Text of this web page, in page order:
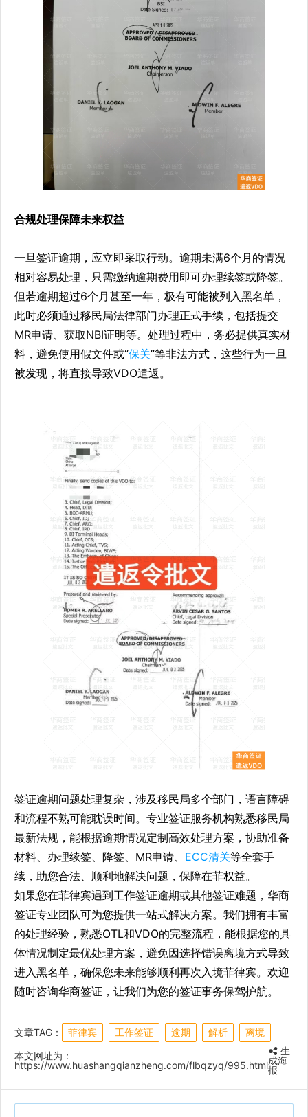
合规处理保障未来权益
一旦签证逾期，应立即采取行动。逾期未满6个月的情况
相对容易处理，只需缴纳逾期费用即可办理续签或降签。
但若逾期超过6个月甚至一年，极有可能被列入黑名单，
此时必须通过移民局法律部门办理正式手续，包括提交
MR申请、获取NBI证明等。处理过程中，务必提供真实材
料，避免使用假文件或“保关”等非法方式，这些行为一旦
被发现，将直接导致VDO遣返。
签证逾期问题处理复杂，涉及移民局多个部门，语言障碍
和流程不熟可能耽误时间。专业签证服务机构熟悉移民局
最新法规，能根据逾期情况定制高效处理方案，协助准备
材料、办理续签、降签、MR申请、 ECC清关等全套手
续，助您合法、顺利地解决问题，保障在菲权益。
如果您在菲律宾遇到工作签证逾期或其他签证难题，华商
签证专业团队可为您提供一站式解决方案。我们拥有丰富
的处理经验，熟悉OTL和VDO的完整流程，能根据您的具
体情况制定最优处理方案，避免因选择错误离境方式导致
进入黑名单，确保您未来能够顺利再次入境菲律宾。欢迎
随时咨询华商签证，让我们为您的签证事务保驾护航。
文章TAG： 菲律宾 工作签证 逾期 解析
离境
本文网址为：
https://www.huashangqianzheng.com/flbqzyq/995.html
生
成海
报